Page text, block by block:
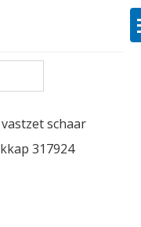
schaar
317924